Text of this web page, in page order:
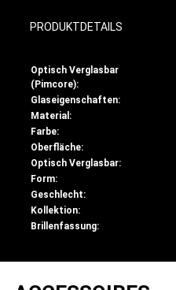
PRODUKTDETAILS
Optisch Verglasbar
(Pimcore):
Glaseigenschaften:
Material:
Farbe:
Oberfläche:
Optisch Verglasbar:
Form:
Geschlecht:
Kollektion:
Brillenfassung: